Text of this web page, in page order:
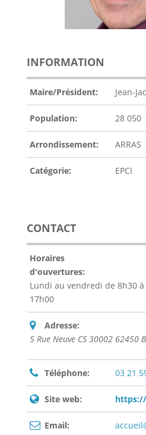
INFORMATION
Maire/Président: Jean-
Population: 28 050
Arrondissement: ARRAS
Catégorie: EPCI
CONTACT
Horaires
d'ouvertures:
Lundi au vendredi de 8h30
17h00
Adresse:
5 Rue Neuve CS 30002 62450
Téléphone: 03 21
Site web:
Email: